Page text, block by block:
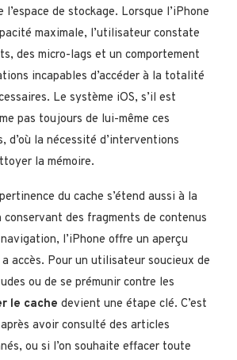
de stockage. Lorsque l’iPhone
maximale, l’utilisateur constate
des micro-lags et un comportement
incapables d’accéder à la totalité
Le système iOS, s’il est
pas toujours de lui-même ces
d’où la nécessité d’interventions
la mémoire.
du cache s’étend aussi à la
des fragments de contenus
l’iPhone offre un aperçu
accès. Pour un utilisateur soucieux de
ou de se prémunir contre les
le cache devient une étape clé. C’est
avoir consulté des articles
ou si l’on souhaite effacer toute